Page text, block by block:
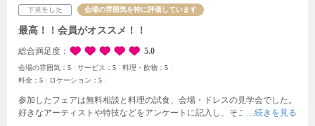
会場の雰囲気を特に評価しています
最高！！会員がオススメ！！
総合満足度 5.0
会場の雰囲気： 5 サービス： 5 料理・飲物： 5
料金： 5 ロケーション： 5
参加したフェアは無料相談と料理の試食、会場・ドレスの見学会でした。
好きなアーティストや特技などをアンケートに記入し、そこからお話を広